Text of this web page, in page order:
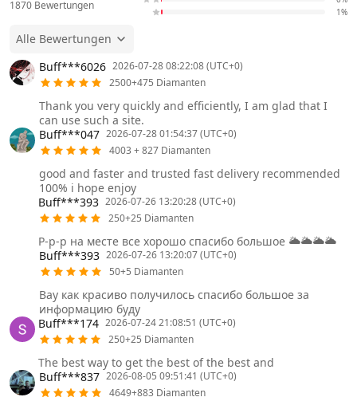
1870 Bewertungen
1%
Alle Bewertungen
Buff***6026 2026-07-28 08:22:08 (UTC+0)
2500+475 Diamanten
Thank you very quickly and efficiently, I am glad that I
can use such a site.
Buff***047 2026-07-28 01:54:37 (UTC+0)
4003 + 827 Diamanten
good and faster and trusted fast delivery recommended
100% i hope enjoy
Buff***393 2026-07-26 13:20:28 (UTC+0)
250+25 Diamanten
Р-р-р на месте все хорошо спасибо большое 🌥️🌥️🌥️🌥️
Buff***393 2026-07-26 13:20:07 (UTC+0)
50+5 Diamanten
Вау как красиво получилось спасибо большое за
информацию буду
Buff***174 2026-07-24 21:08:51 (UTC+0)
250+25 Diamanten
The best way to get the best of the best and
Buff***837 2026-08-05 09:51:41 (UTC+0)
4649+883 Diamanten